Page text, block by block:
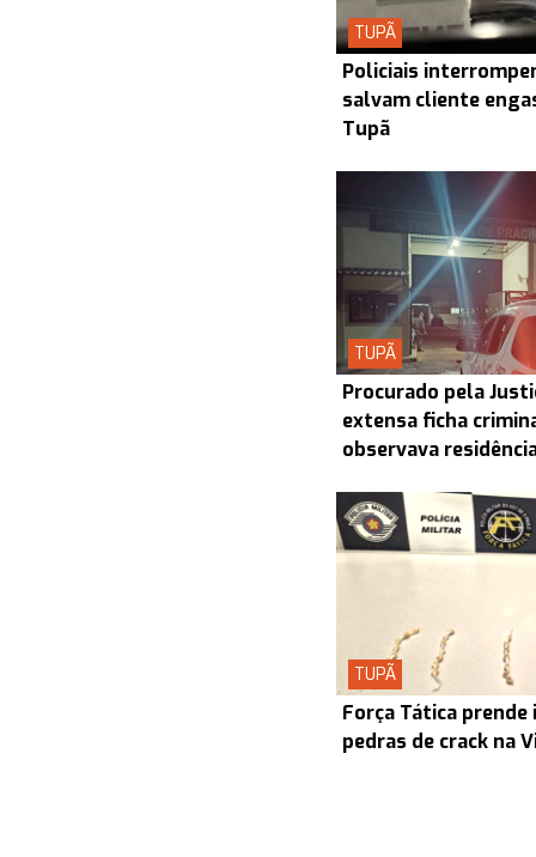
TUPÃ
Policiais
salvam cliente
Tupã
TUPÃ
Procurado pela
extensa ficha
observava
TUPÃ
Força Tática
pedras de crack na